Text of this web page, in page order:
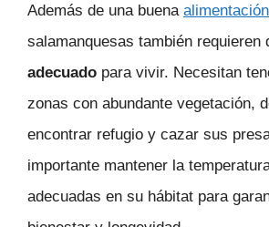
Además de una buena alimentación
salamanquesas también requieren
adecuado para vivir. Necesitan
zonas con abundante vegetación,
encontrar refugio y cazar sus
importante mantener la
adecuadas en su hábitat para